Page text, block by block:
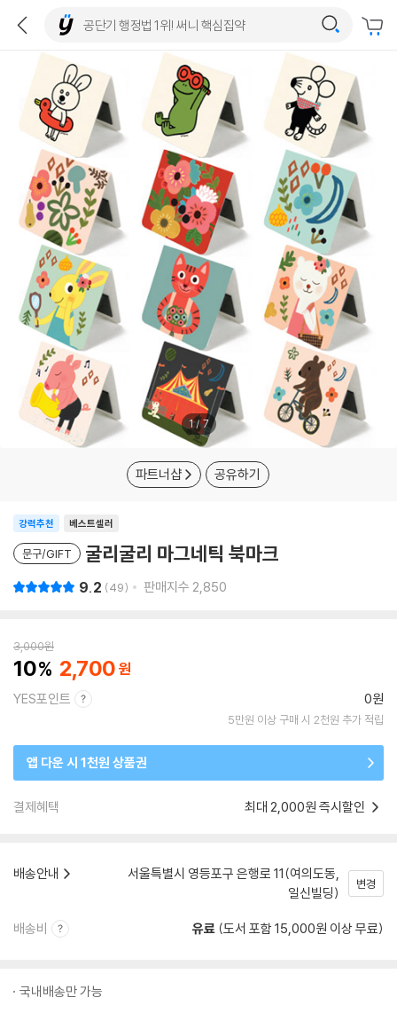
1/7
파트너샵 공유하기
베스트셀러
강력추천
문구/GIFT 굴리굴리 마그네틱 북마크
9.2 49 판매지수 2,850
3,000원
10 2,700
YES포인트 0원
5만원 이상 구매 시 2천원 추가 적립
앱 다운 시 1천원 상품권
결제혜택 최대 2,000원 즉시할인
배송안내
서울특별시 영등포구 은행로 11(여의도동,
일신빌딩)
변경
배송비 유료 (도서 포함 15,000원 이상 무료)
국내배송만 가능